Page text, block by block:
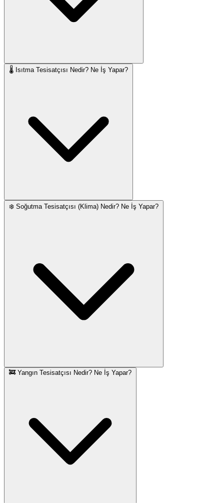
🌡️ Isıtma Tesisatçısı Nedir? Ne İş Yapar?
❄️ Soğutma Tesisatçısı (Klima) Nedir? Ne İş Yapar?
🚒 Yangın Tesisatçısı Nedir? Ne İş Yapar?